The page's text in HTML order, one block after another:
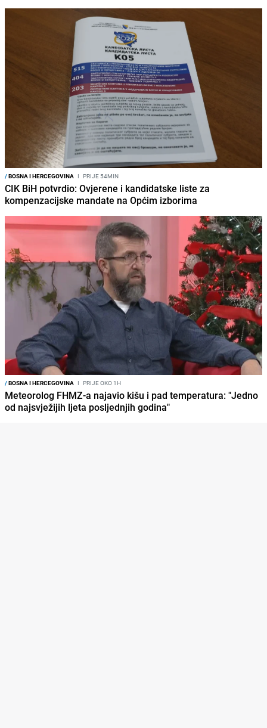
/BOSNA I HERCEGOVINA I PRIJE 54MIN
CIK BiH potvrdio: Ovjerene i kandidatske liste za
kompenzacijske mandate na Općim izborima
/BOSNA I HERCEGOVINA I PRIJE OKO 1H
Meteorolog FHMZ-a najavio kišu i pad temperatura: "Jedno
od najsvježijih ljeta posljednjih godina"